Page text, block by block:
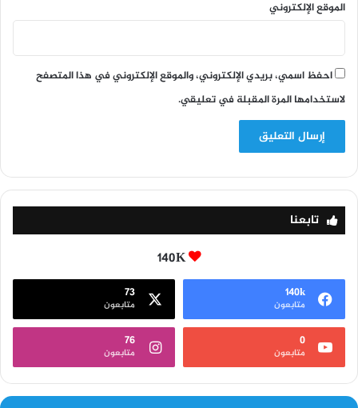
الموقع الإلكتروني
احفظ اسمي، بريدي الإلكتروني، والموقع الإلكتروني في هذا المتصفح
لاستخدامها المرة المقبلة في تعليقي.
تابعنا
140K
140k
متابعون
73
متابعون
0
متابعون
76
متابعون